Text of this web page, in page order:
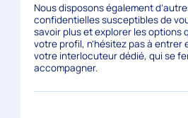
Nous disposons également
confidentielles susceptibles de
savoir plus et explorer les options
votre profil, n’hésitez pas à entrer
votre interlocuteur dédié, qui se
accompagner.